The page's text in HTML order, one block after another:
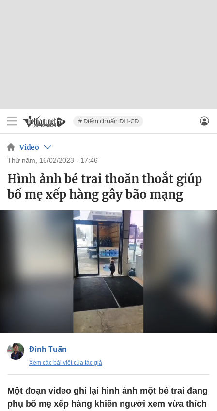
# Điểm chuẩn ĐH-CĐ
Video
thứ năm, 16/02/2023 - 17:46
Hình ảnh bé trai thoăn thoắt giúp
bố mẹ xếp hàng gây bão mạng
Đinh Tuấn
Xem các bài viết của tác giả
Một đoạn video ghi lại hình ảnh một bé trai đang
phụ bố mẹ xếp hàng khiến người xem vừa thích